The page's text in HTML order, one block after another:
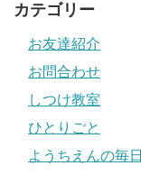
カテゴリー
お友達紹介
お問合わせ
しつけ教室
ひとりごと
ようちえんの毎日